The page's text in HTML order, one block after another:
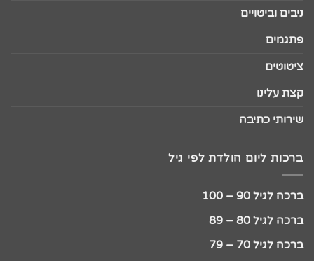
ניבים וביטויים
פתגמים
ציטוטים
קצת עלינו
שירותי כתיבה
ברכות ליום הולדת לפי גיל
ברכה לגיל 90 – 100
ברכה לגיל 80 – 89
ברכה לגיל 70 – 79